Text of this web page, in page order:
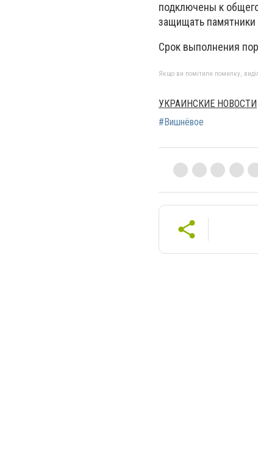
подключены к
защищать памятники
Срок выполнения
Якщо ви помітили помилку,
УКРАИНСКИЕ НОВОСТИ
#Вишнёвое